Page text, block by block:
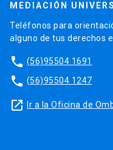
MEDIACIÓN
Teléfonos para
alguno de tus derechos
phone (56)95504 1691
phone (56)95504 1247
launch Ir a la Oficina de